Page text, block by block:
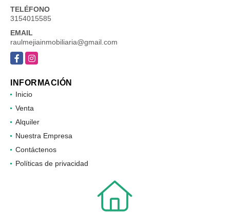
TELÉFONO
3154015585
EMAIL
raulmejiainmobiliaria@gmail.com
FacebookInstagram
INFORMACIÓN
Inicio
Venta
Alquiler
Nuestra Empresa
Contáctenos
Políticas de privacidad